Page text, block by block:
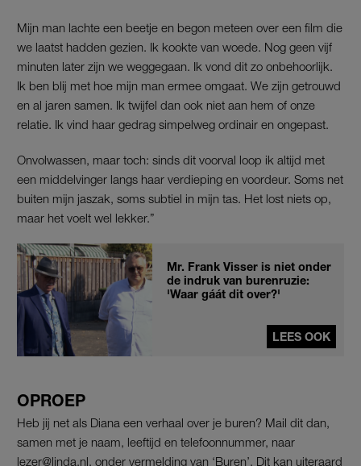
Mijn man lachte een beetje en begon meteen over een film die
we laatst hadden gezien. Ik kookte van woede. Nog geen vijf
minuten later zijn we weggegaan. Ik vond dit zo onbehoorlijk.
Ik ben blij met hoe mijn man ermee omgaat. We zijn getrouwd
en al jaren samen. Ik twijfel dan ook niet aan hem of onze
relatie. Ik vind haar gedrag simpelweg ordinair en ongepast.
Onvolwassen, maar toch: sinds dit voorval loop ik altijd met
een middelvinger langs haar verdieping en voordeur. Soms net
buiten mijn jaszak, soms subtiel in mijn tas. Het lost niets op,
maar het voelt wel lekker.”
Mr. Frank Visser is niet onder
de indruk van burenruzie:
'Waar gáát dit over?'
LEES OOK
OPROEP
Heb jij net als Diana een verhaal over je buren? Mail dit dan,
samen met je naam, leeftijd en telefoonnummer, naar
lezer@linda.nl, onder vermelding van ‘Buren’. Dit kan uiteraard